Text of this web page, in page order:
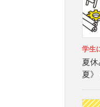
学生
夏
夏》